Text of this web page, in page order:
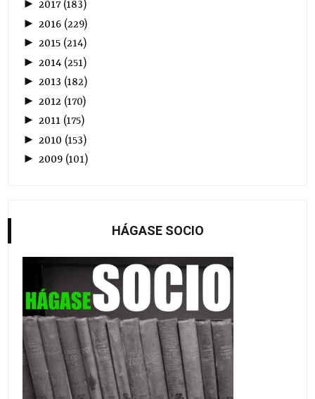
►2017(183)
► 2016 (229)
►2015 (214)
► 2014 (251)
►2013 (182)
► 2012 (170)
►2011 (175)
► 2010 (153)
►2009 (101)
HÁGASE SOCIO